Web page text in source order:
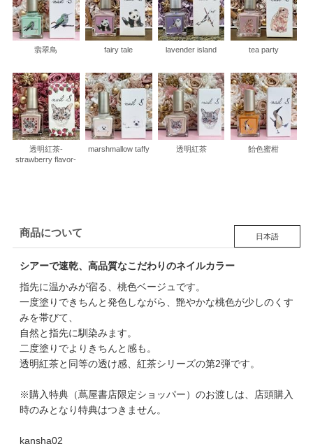
翡翠鳥 fairy tale lavender island tea party
透明紅茶-
strawberry flavor-
marshmallow taffy 透明紅茶 飴色蜜柑
商品について 日本語
シアーで速乾、高品質なこだわりのネイルカラー
指先に温かみが宿る、桃色ベージュです。
一度塗りできちんと発色しながら、艶やかな桃色が少しのくす
みを帯びて、
自然と指先に馴染みます。
二度塗りでよりきちんと感も。
透明紅茶と同等の透け感、紅茶シリーズの第2弾です。
※購入特典（蔦屋書店限定ショッパー）のお渡しは、店頭購入
時のみとなり特典はつきません。
kansha02